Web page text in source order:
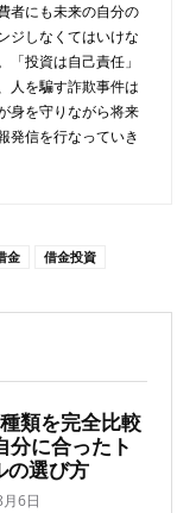
者にも未来の自分の
ジしなくてはいけな
「投資は自己責任」
人を騙す詐欺事件は
身を守りながら将来
発信を行なっていき
金
借金投資
類を完全比較
分に合ったト
の選び方
6日